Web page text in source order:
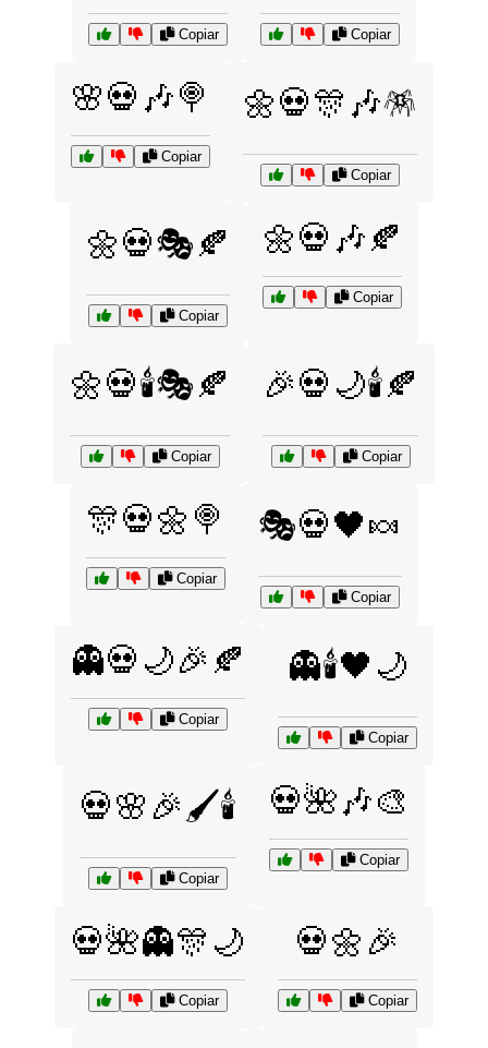
Copiar Copiar
🌸💀🎶🍭
Copiar
🌼💀🎊🎶🪅
Copiar
🌼💀🎭🍂
Copiar
🌼💀🎶🍂
Copiar
🌼💀🕯️🎭🍂
Copiar
🎉💀🌙🕯️🍂
Copiar
🎊💀🌼🍭
Copiar
🎭💀🖤🍬
Copiar
👻💀🌙🎉🍂
Copiar
👻🕯️🖤🌙
Copiar
💀🌸🎉🖌️🕯️
Copiar
💀🌺🎶🎨
Copiar
💀🌺👻🎊🌙
Copiar
💀🌼🎉
Copiar